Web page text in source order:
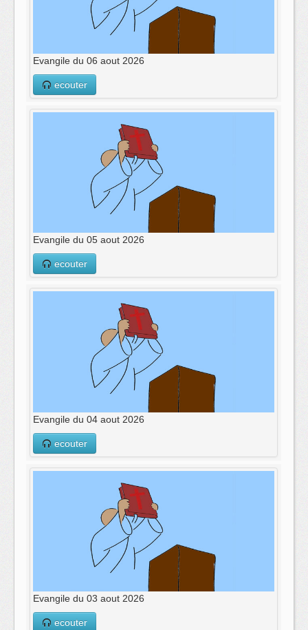
Evangile du 06 aout 2026
ecouter
Evangile du 05 aout 2026
ecouter
Evangile du 04 aout 2026
ecouter
Evangile du 03 aout 2026
ecouter